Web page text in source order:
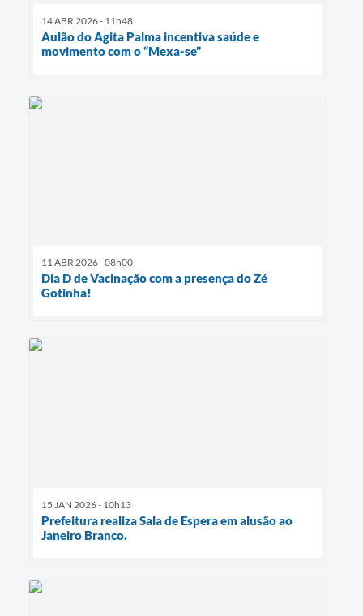
14 ABR 2026 - 11h48
Aulão do Agita Palma incentiva saúde e
movimento com o “Mexa-se”
11 ABR 2026 - 08h00
Dia D de Vacinação com a presença do Zé
Gotinha!
15 JAN 2026 - 10h13
Prefeitura realiza Sala de Espera em alusão ao
Janeiro Branco.